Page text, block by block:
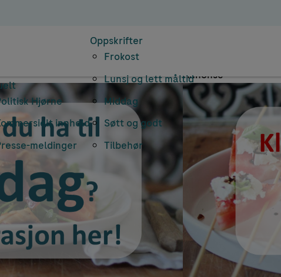
Hjørne
innhold
meldinger
Oppskrifter
Frokost
Lunsj og lett måltid
Middag
Søtt og godt
Tilbehør
Document
Annonse